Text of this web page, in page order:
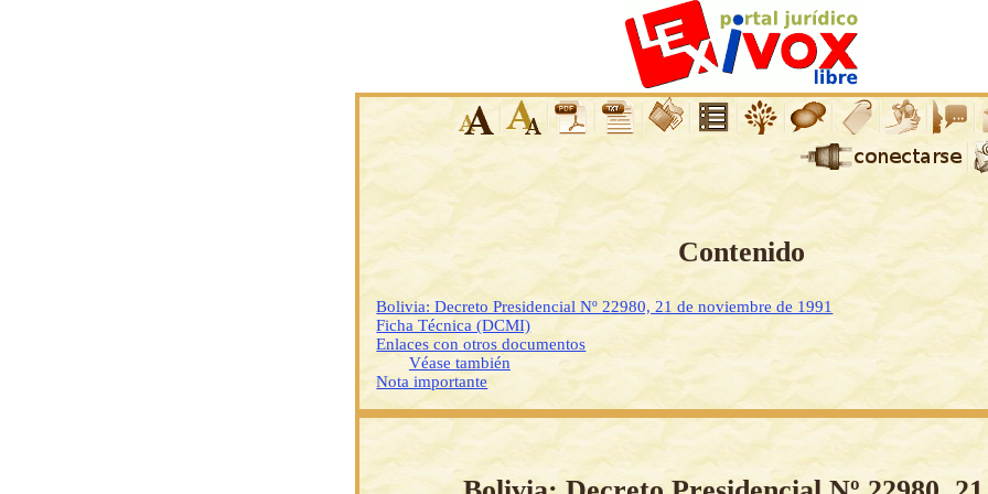
Contenido
Bolivia: Decreto Presidencial Nº 22980, 21 de noviembre de 1991
Ficha Técnica (DCMI)
Enlaces con otros documentos
Véase también
Nota importante